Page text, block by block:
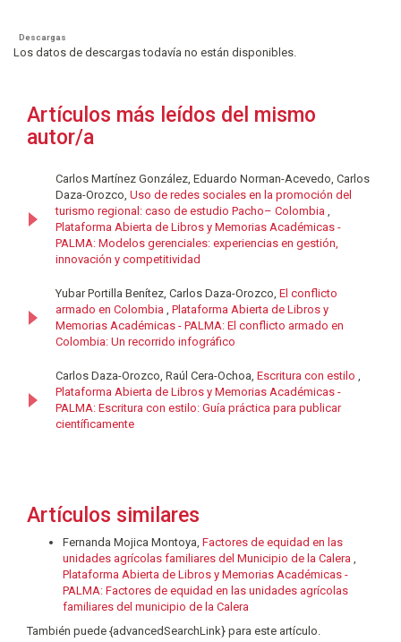
Descargas
Los datos de descargas todavía no están disponibles.
Artículos más leídos del mismo
autor/a
Carlos Martínez González, Eduardo Norman-Acevedo, Carlos
Daza-Orozco, Uso de redes sociales en la promoción del
turismo regional: caso de estudio Pacho– Colombia ,
Plataforma Abierta de Libros y Memorias Académicas -
PALMA: Modelos gerenciales: experiencias en gestión,
innovación y competitividad
Yubar Portilla Benítez, Carlos Daza-Orozco, El conflicto
armado en Colombia , Plataforma Abierta de Libros y
Memorias Académicas - PALMA: El conflicto armado en
Colombia: Un recorrido infográfico
Carlos Daza-Orozco, Raúl Cera-Ochoa, Escritura con estilo ,
Plataforma Abierta de Libros y Memorias Académicas -
PALMA: Escritura con estilo: Guía práctica para publicar
científicamente
Artículos similares
Fernanda Mojica Montoya, Factores de equidad en las
unidades agrícolas familiares del Municipio de la Calera ,
Plataforma Abierta de Libros y Memorias Académicas -
PALMA: Factores de equidad en las unidades agrícolas
familiares del municipio de la Calera
También puede {advancedSearchLink} para este artículo.